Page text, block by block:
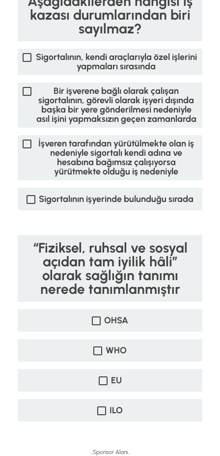
kazası durumlarından biri
sayılmaz?
Sigortalının, kendi araçlarıyla özel işlerini
yapmaları sırasında
Bir işverene bağlı olarak çalışan
sigortalının, görevli olarak işyeri dışında
başka bir yere gönderilmesi nedeniyle
asıl işini yapmaksızın geçen zamanlarda
İşveren tarafından yürütülmekte olan iş
nedeniyle sigortalı kendi adına ve
hesabına bağımsız çalışıyorsa
yürütmekte olduğu iş nedeniyle
Sigortalının işyerinde bulunduğu sırada
“Fiziksel, ruhsal ve sosyal
açıdan tam iyilik hâli”
olarak sağlığın tanımı
nerede tanımlanmıştır
OHSA
WHO
EU
ILO
...Sponsor Alanı...